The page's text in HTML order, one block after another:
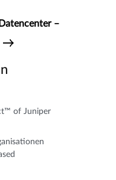
of Juniper
–